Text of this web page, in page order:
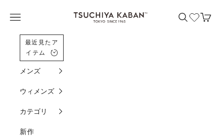
土屋鞄製造所
メニューを開く 検索を開く
カー
最近見たア
イテム
メンズ
ウィメンズ
カテゴリ
新作